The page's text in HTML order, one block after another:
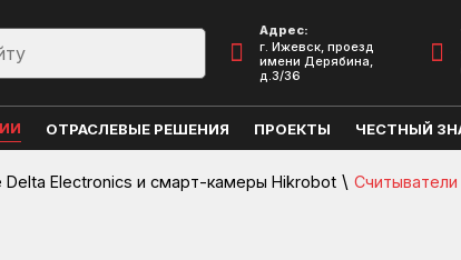
Адрес:
г. Ижевск, проезд
имени Дерябина,
д.3/36
ОТРАСЛЕВЫЕ РЕШЕНИЯ ПРОЕКТЫ ЧЕСТНЫЙ
Electronics и смарт-камеры Hikrobot \ Считыватели